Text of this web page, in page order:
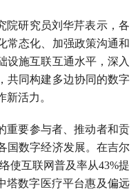
院研究员刘华芹表示，各
常态化、加强政策沟通和
设施互联互通水平，深入
共同构建多边协同的数字
活力。
重要参与者、推动者和贡
国数字经济发展。在吉尔
使互联网普及率从43%提
塔数字医疗平台惠及偏远